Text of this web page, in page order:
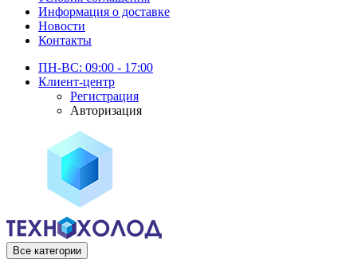
Информация о доставке
Новости
Контакты
ПН-ВС: 09:00 - 17:00
Клиент-центр
Регистрация
Авторизация
Все категории